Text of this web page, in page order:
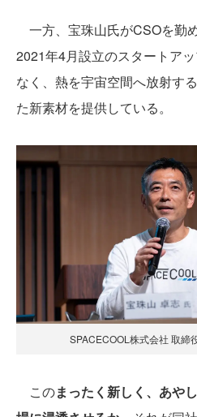
一方、宝珠山氏がCSOを勤
2021年4月設立のスタートア
なく、熱を宇宙空間へ放射す
た新素材を提供している。
SPACECOOL株式会社 取
このまったく新しく、あや